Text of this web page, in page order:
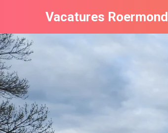
Vacatures Roermond